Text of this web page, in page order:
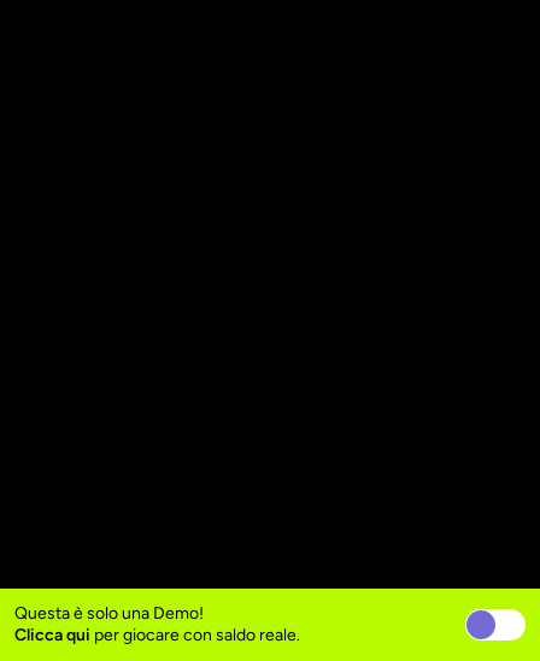
Questa è solo una Demo!
Clicca qui per giocare con saldo reale.